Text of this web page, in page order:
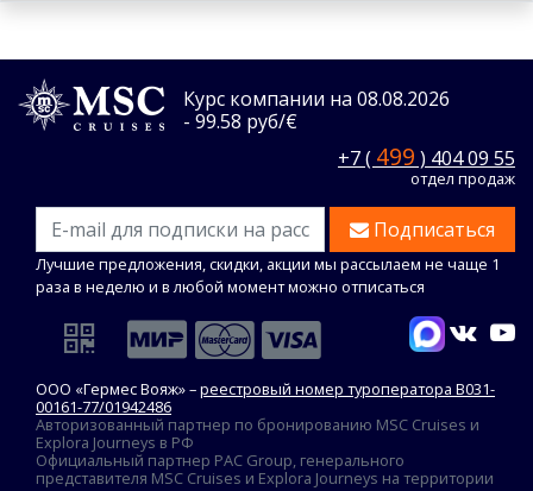
Курс компании на 08.08.2026
- 99.58 руб/€
+7 ( 499 ) 404 09 55
отдел продаж
Подписаться
Лучшие предложения, скидки, акции мы рассылаем не чаще 1
раза в неделю и в любой момент можно отписаться
ООО «Гермес Вояж» –реестровый номер туроператора В031-
00161-77/01942486
Авторизованный партнер по бронированию MSC Cruises и
Explora Journeys в РФ
Официальный партнер PAC Group, генерального
представителя MSC Cruises и Explora Journeys на территории